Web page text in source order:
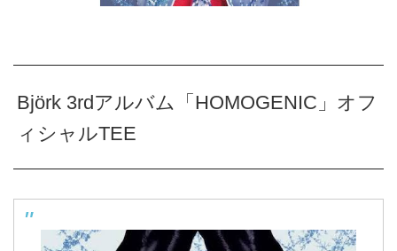
Björk 3rdアルバム「HOMOGENIC」オフ
ィシャルTEE